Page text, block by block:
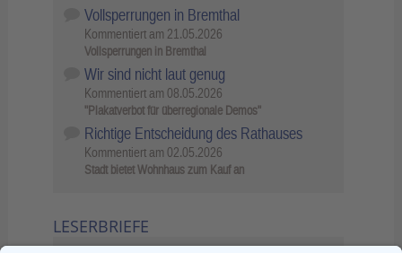
Vollsperrungen in Bremthal
Kommentiert am 21.05.2026
Vollsperrungen in Bremthal
Wir sind nicht laut genug
Kommentiert am 08.05.2026
"Plakatverbot für überregionale Demos"
Richtige Entscheidung des Rathauses
Kommentiert am 02.05.2026
Stadt bietet Wohnhaus zum Kauf an
LESERBRIEFE